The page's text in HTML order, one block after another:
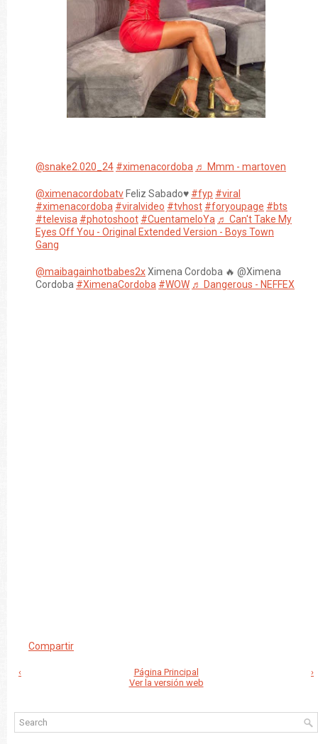
@snake2.020_24 #ximenacordoba ♬ Mmm - martoven
@ximenacordobatvFeliz Sabado♥️ #fyp #viral
#ximenacordoba #viralvideo #tvhost #foryoupage #bts
#televisa #photoshoot #CuentameloYa ♬ Can't Take My
Eyes Off You - Original Extended Version - Boys Town
Gang
@maibagainhotbabes2xXimena Cordoba 🔥 @Ximena
Cordoba #XimenaCordoba #WOW ♬ Dangerous - NEFFEX
Compartir
‹ ›
Página Principal
Ver la versión web